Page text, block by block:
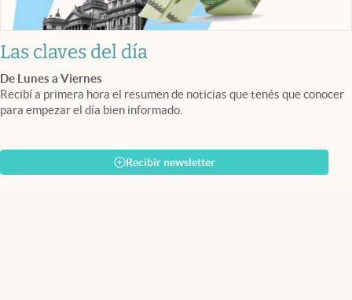
Las claves del día
De Lunes a Viernes
Recibí a primera hora el resumen de noticias que tenés que conocer
para empezar el día bien informado.
Recibir newsletter